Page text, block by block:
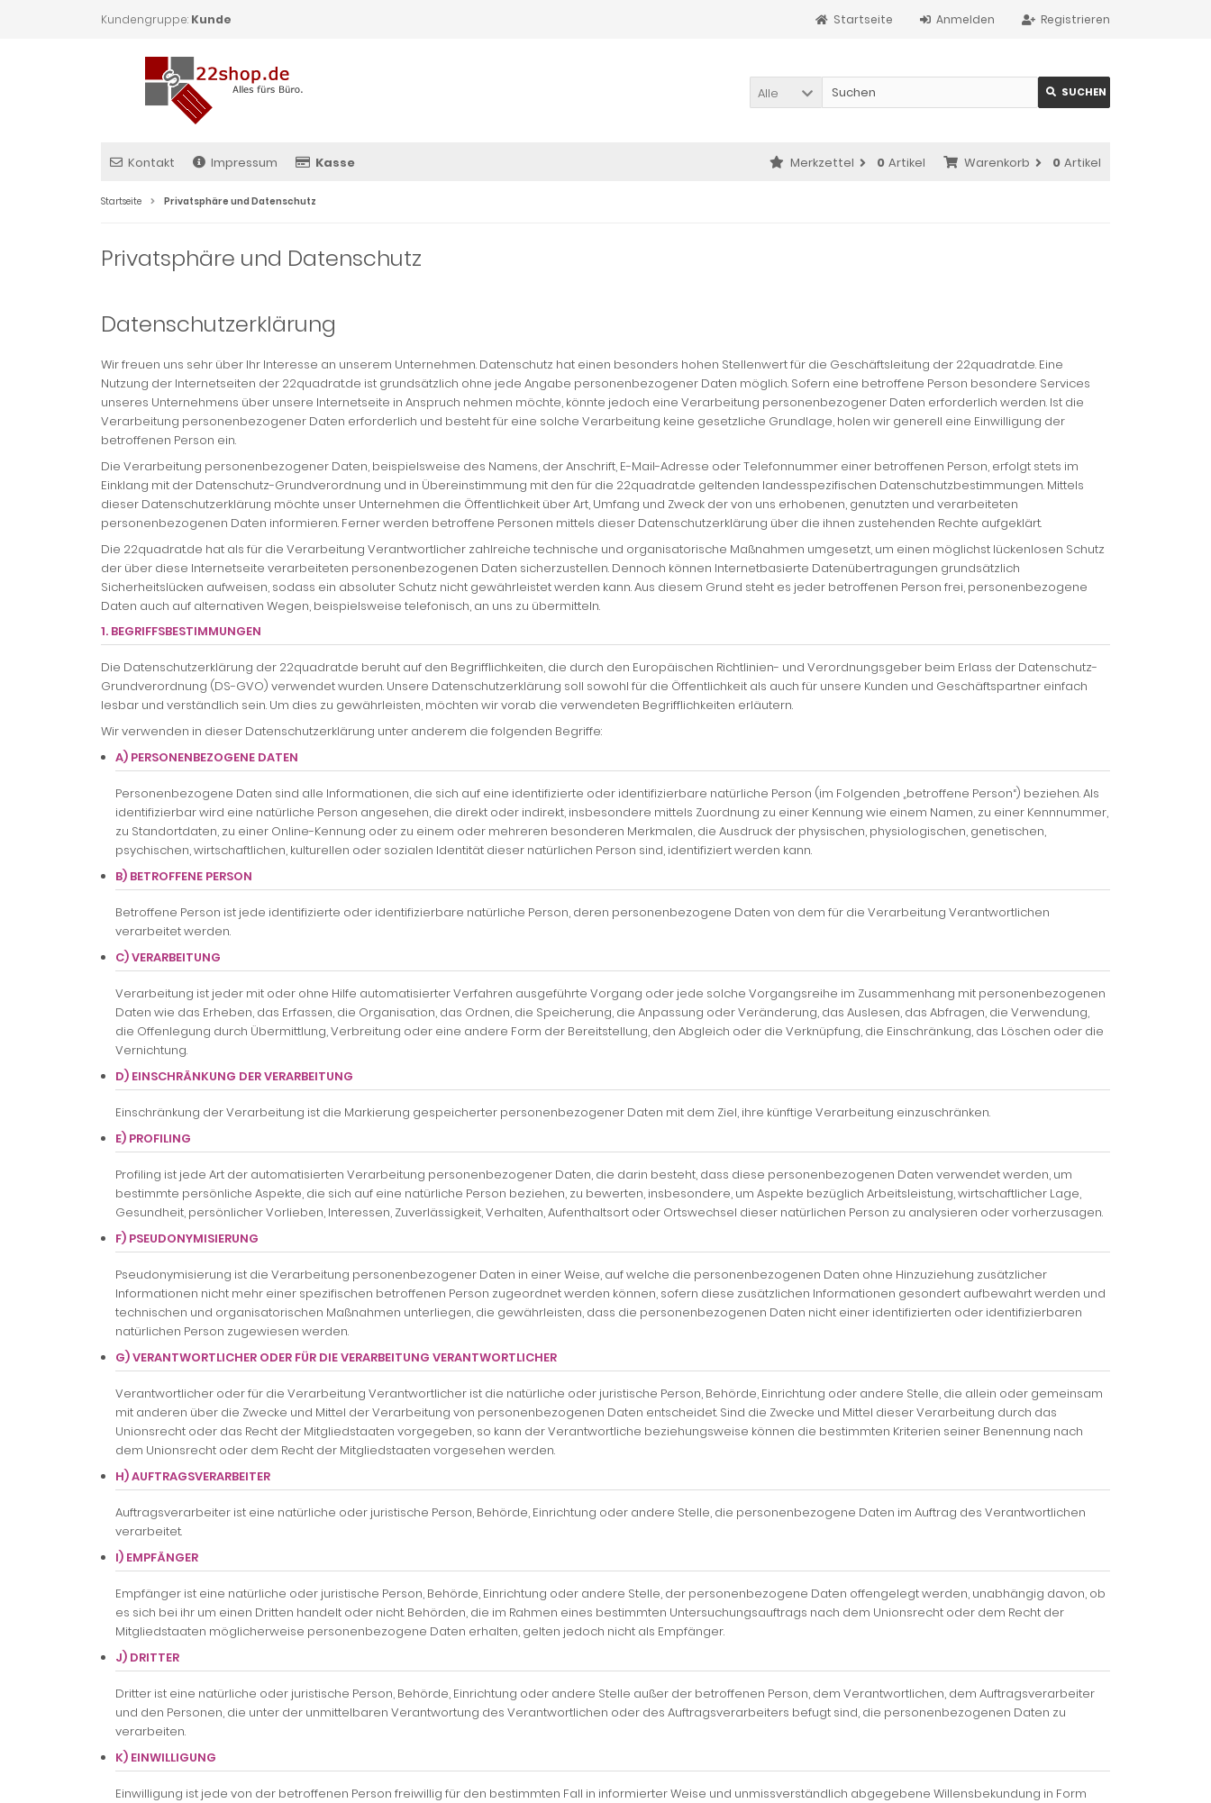
Kundengruppe: Kunde Registrieren
Anmelden
Startseite
Alle SUCHEN
Kontakt Impressum Kasse Warenkorb 0 Artikel
Merkzettel 0 Artikel
Startseite Privatsphäre und Datenschutz
Privatsphäre und Datenschutz
Datenschutzerklärung
Wir freuen uns sehr über Ihr Interesse an unserem Unternehmen. Datenschutz hat einen besonders hohen Stellenwert für die Geschäftsleitung der 22quadrat.de. Eine
Nutzung der Internetseiten der 22quadrat.de ist grundsätzlich ohne jede Angabe personenbezogener Daten möglich. Sofern eine betroffene Person besondere Services
unseres Unternehmens über unsere Internetseite in Anspruch nehmen möchte, könnte jedoch eine Verarbeitung personenbezogener Daten erforderlich werden. Ist die
Verarbeitung personenbezogener Daten erforderlich und besteht für eine solche Verarbeitung keine gesetzliche Grundlage, holen wir generell eine Einwilligung der
betroffenen Person ein.
Die Verarbeitung personenbezogener Daten, beispielsweise des Namens, der Anschrift, E-Mail-Adresse oder Telefonnummer einer betroffenen Person, erfolgt stets im
Einklang mit der Datenschutz-Grundverordnung und in Übereinstimmung mit den für die 22quadrat.de geltenden landesspezifischen Datenschutzbestimmungen. Mittels
dieser Datenschutzerklärung möchte unser Unternehmen die Öffentlichkeit über Art, Umfang und Zweck der von uns erhobenen, genutzten und verarbeiteten
personenbezogenen Daten informieren. Ferner werden betroffene Personen mittels dieser Datenschutzerklärung über die ihnen zustehenden Rechte aufgeklärt.
Die 22quadrat.de hat als für die Verarbeitung Verantwortlicher zahlreiche technische und organisatorische Maßnahmen umgesetzt, um einen möglichst lückenlosen Schutz
der über diese Internetseite verarbeiteten personenbezogenen Daten sicherzustellen. Dennoch können Internetbasierte Datenübertragungen grundsätzlich
Sicherheitslücken aufweisen, sodass ein absoluter Schutz nicht gewährleistet werden kann. Aus diesem Grund steht es jeder betroffenen Person frei, personenbezogene
Daten auch auf alternativen Wegen, beispielsweise telefonisch, an uns zu übermitteln.
1. BEGRIFFSBESTIMMUNGEN
Die Datenschutzerklärung der 22quadrat.de beruht auf den Begrifflichkeiten, die durch den Europäischen Richtlinien- und Verordnungsgeber beim Erlass der Datenschutz-
Grundverordnung (DS-GVO) verwendet wurden. Unsere Datenschutzerklärung soll sowohl für die Öffentlichkeit als auch für unsere Kunden und Geschäftspartner einfach
lesbar und verständlich sein. Um dies zu gewährleisten, möchten wir vorab die verwendeten Begrifflichkeiten erläutern.
Wir verwenden in dieser Datenschutzerklärung unter anderem die folgenden Begriffe:
A) PERSONENBEZOGENE DATEN
Personenbezogene Daten sind alle Informationen, die sich auf eine identifizierte oder identifizierbare natürliche Person (im Folgenden „betroffene Person“) beziehen. Als
identifizierbar wird eine natürliche Person angesehen, die direkt oder indirekt, insbesondere mittels Zuordnung zu einer Kennung wie einem Namen, zu einer Kennnummer,
zu Standortdaten, zu einer Online-Kennung oder zu einem oder mehreren besonderen Merkmalen, die Ausdruck der physischen, physiologischen, genetischen,
psychischen, wirtschaftlichen, kulturellen oder sozialen Identität dieser natürlichen Person sind, identifiziert werden kann.
B) BETROFFENE PERSON
Betroffene Person ist jede identifizierte oder identifizierbare natürliche Person, deren personenbezogene Daten von dem für die Verarbeitung Verantwortlichen
verarbeitet werden.
C) VERARBEITUNG
Verarbeitung ist jeder mit oder ohne Hilfe automatisierter Verfahren ausgeführte Vorgang oder jede solche Vorgangsreihe im Zusammenhang mit personenbezogenen
Daten wie das Erheben, das Erfassen, die Organisation, das Ordnen, die Speicherung, die Anpassung oder Veränderung, das Auslesen, das Abfragen, die Verwendung,
die Offenlegung durch Übermittlung, Verbreitung oder eine andere Form der Bereitstellung, den Abgleich oder die Verknüpfung, die Einschränkung, das Löschen oder die
Vernichtung.
D) EINSCHRÄNKUNG DER VERARBEITUNG
Einschränkung der Verarbeitung ist die Markierung gespeicherter personenbezogener Daten mit dem Ziel, ihre künftige Verarbeitung einzuschränken.
E) PROFILING
Profiling ist jede Art der automatisierten Verarbeitung personenbezogener Daten, die darin besteht, dass diese personenbezogenen Daten verwendet werden, um
bestimmte persönliche Aspekte, die sich auf eine natürliche Person beziehen, zu bewerten, insbesondere, um Aspekte bezüglich Arbeitsleistung, wirtschaftlicher Lage,
Gesundheit, persönlicher Vorlieben, Interessen, Zuverlässigkeit, Verhalten, Aufenthaltsort oder Ortswechsel dieser natürlichen Person zu analysieren oder vorherzusagen.
F) PSEUDONYMISIERUNG
Pseudonymisierung ist die Verarbeitung personenbezogener Daten in einer Weise, auf welche die personenbezogenen Daten ohne Hinzuziehung zusätzlicher
Informationen nicht mehr einer spezifischen betroffenen Person zugeordnet werden können, sofern diese zusätzlichen Informationen gesondert aufbewahrt werden und
technischen und organisatorischen Maßnahmen unterliegen, die gewährleisten, dass die personenbezogenen Daten nicht einer identifizierten oder identifizierbaren
natürlichen Person zugewiesen werden.
G) VERANTWORTLICHER ODER FÜR DIE VERARBEITUNG VERANTWORTLICHER
Verantwortlicher oder für die Verarbeitung Verantwortlicher ist die natürliche oder juristische Person, Behörde, Einrichtung oder andere Stelle, die allein oder gemeinsam
mit anderen über die Zwecke und Mittel der Verarbeitung von personenbezogenen Daten entscheidet. Sind die Zwecke und Mittel dieser Verarbeitung durch das
Unionsrecht oder das Recht der Mitgliedstaaten vorgegeben, so kann der Verantwortliche beziehungsweise können die bestimmten Kriterien seiner Benennung nach
dem Unionsrecht oder dem Recht der Mitgliedstaaten vorgesehen werden.
H) AUFTRAGSVERARBEITER
Auftragsverarbeiter ist eine natürliche oder juristische Person, Behörde, Einrichtung oder andere Stelle, die personenbezogene Daten im Auftrag des Verantwortlichen
verarbeitet.
I) EMPFÄNGER
Empfänger ist eine natürliche oder juristische Person, Behörde, Einrichtung oder andere Stelle, der personenbezogene Daten offengelegt werden, unabhängig davon, ob
es sich bei ihr um einen Dritten handelt oder nicht. Behörden, die im Rahmen eines bestimmten Untersuchungsauftrags nach dem Unionsrecht oder dem Recht der
Mitgliedstaaten möglicherweise personenbezogene Daten erhalten, gelten jedoch nicht als Empfänger.
J) DRITTER
Dritter ist eine natürliche oder juristische Person, Behörde, Einrichtung oder andere Stelle außer der betroffenen Person, dem Verantwortlichen, dem Auftragsverarbeiter
und den Personen, die unter der unmittelbaren Verantwortung des Verantwortlichen oder des Auftragsverarbeiters befugt sind, die personenbezogenen Daten zu
verarbeiten.
K) EINWILLIGUNG
Einwilligung ist jede von der betroffenen Person freiwillig für den bestimmten Fall in informierter Weise und unmissverständlich abgegebene Willensbekundung in Form